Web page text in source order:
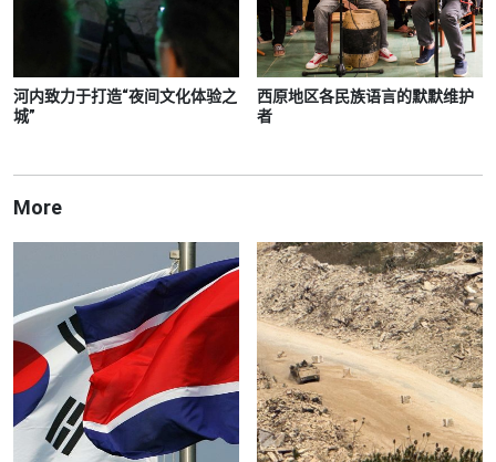
河内致力于打造“夜间文化体验之
城”
西原地区各民族语言的默默维护
者
More